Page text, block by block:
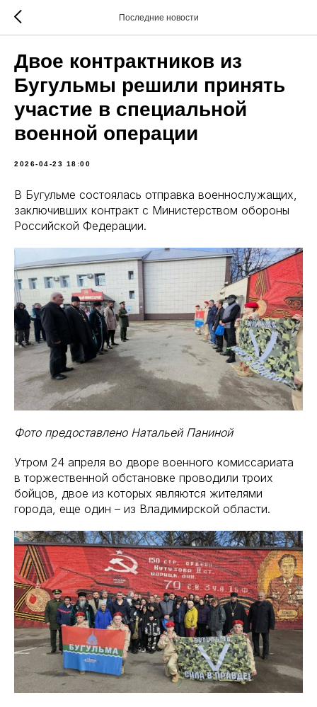
Последние новости
Двое контрактников из
Бугульмы решили принять
участие в специальной
военной операции
2026-04-23 18:00
В Бугульме состоялась отправка военнослужащих,
заключивших контракт с Министерством обороны
Российской Федерации.
Фото предоставлено Натальей Паниной
Утром 24 апреля во дворе военного комиссариата
в торжественной обстановке проводили троих
бойцов, двое из которых являются жителями
города, еще один – из Владимирской области.